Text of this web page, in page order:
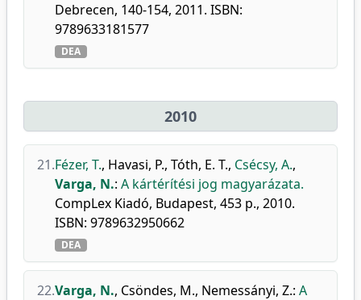
Debrecen, 140-154, 2011. ISBN:
9789633181577
DEA
2010
21.Fézer, T., Havasi, P., Tóth, E. T., Csécsy, A.,
Varga, N.: A kártérítési jog magyarázata.
CompLex Kiadó, Budapest, 453 p., 2010.
ISBN: 9789632950662
DEA
22.Varga, N., Csöndes, M., Nemessányi, Z.: A